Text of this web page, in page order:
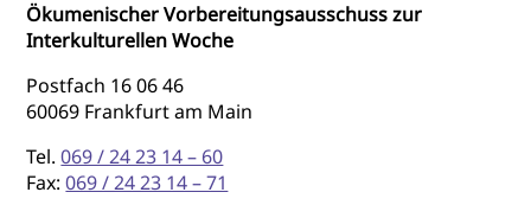
Ökumenischer Vorbereitungsausschuss zur
Interkulturellen Woche
Postfach 16 06 46
60069 Frankfurt am Main
Tel.069 / 24 23 14 – 60
Fax:069 / 24 23 14 – 71